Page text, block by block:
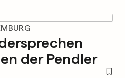
der Pendler